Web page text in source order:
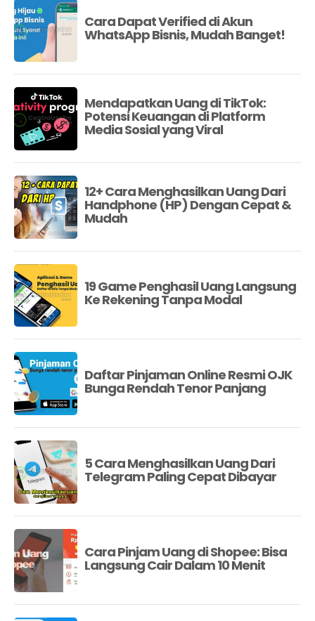
Cara Dapat Verified di Akun
WhatsApp Bisnis, Mudah Banget!
Mendapatkan Uang di TikTok:
Potensi Keuangan di Platform
Media Sosial yang Viral
12+ Cara Menghasilkan Uang Dari
Handphone (HP) Dengan Cepat &
Mudah
19 Game Penghasil Uang Langsung
Ke Rekening Tanpa Modal
Daftar Pinjaman Online Resmi OJK
Bunga Rendah Tenor Panjang
5 Cara Menghasilkan Uang Dari
Telegram Paling Cepat Dibayar
Cara Pinjam Uang di Shopee: Bisa
Langsung Cair Dalam 10 Menit